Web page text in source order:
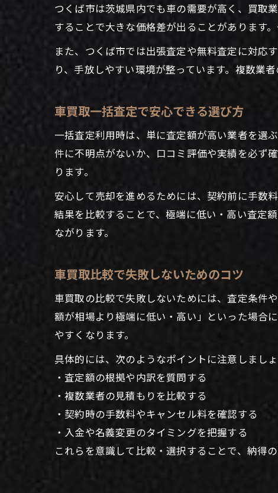
つくば市は茨城県内でも車の需要が高く、買取
することで大きな価格差が出ることがあります
また、つくば市では出張査定や無料査定に対応
り、手放しやすい環境が整っています。複数業
車買取一括査定で安心できる選び方
一括査定利用時は、単に査定額が高い業者を選
件に不明点がないか、口コミ評価や実績を必ず
ります。
安心して売却を進めるためには、契約前に手数
結果を比較することで、極端に低い・高い査定
ながります。
車買取比較で失敗しないためのコツ
車買取の比較で失敗しないためには、査定条件
額が相場より極端に低い・高い」といった場合
やすくなります。
具体的には、次のようなポイントに注意しましょ
・査定額の根拠や内訳を質問する
・複数業者の見積もりを比較する
・契約時の手数料やキャンセル料を確認する
・入金や名義変更のタイミングを把握する
これらを意識して比較・選択することで、納得